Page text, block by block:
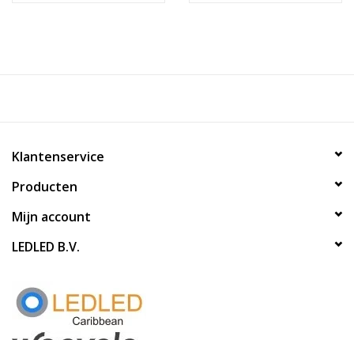
Klantenservice
Producten
Mijn account
LEDLED B.V.